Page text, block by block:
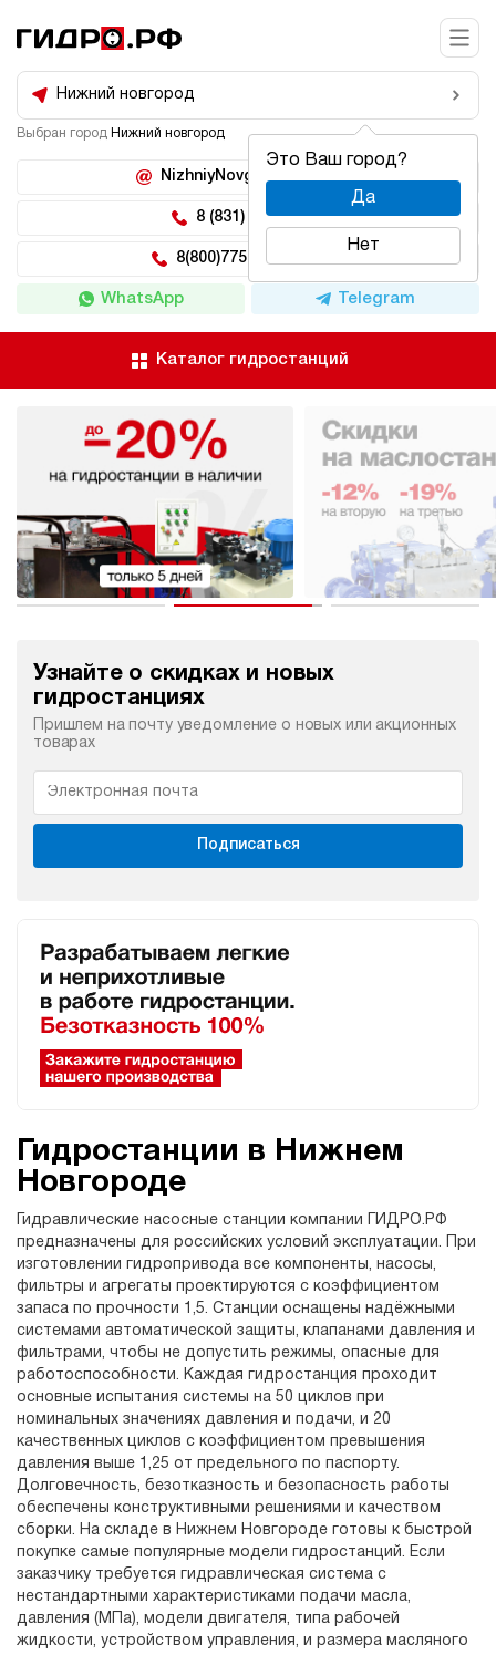
Нижний новгород
Это Ваш город?
Да
Нет
Выбран город Нижний новгород
NizhniyNovgorod@hidro.ru
8 (831) 266-47-71
8(800)775-04-62 доб 5
WhatsApp Telegram
Каталог гидростанций
Узнайте о скидках и новых
гидростанциях
Пришлем на почту уведомление о новых или акционных
товарах
Подписаться
Гидростанции в Нижнем
Новгороде
Гидравлические насосные станции компании ГИДРО.РФ
предназначены для российских условий эксплуатации. При
изготовлении гидропривода все компоненты, насосы,
фильтры и агрегаты проектируются с коэффициентом
запаса по прочности 1,5. Станции оснащены надёжными
системами автоматической защиты, клапанами давления и
фильтрами, чтобы не допустить режимы, опасные для
работоспособности. Каждая гидростанция проходит
основные испытания системы на 50 циклов при
номинальных значениях давления и подачи, и 20
качественных циклов с коэффициентом превышения
давления выше 1,25 от предельного по паспорту.
Долговечность, безотказность и безопасность работы
обеспечены конструктивными решениями и качеством
сборки. На складе в Нижнем Новгороде готовы к быстрой
покупке самые популярные модели гидростанций. Если
заказчику требуется гидравлическая система с
нестандартными характеристиками подачи масла,
давления (МПа), модели двигателя, типа рабочей
жидкости, устройством управления, и размера масляного